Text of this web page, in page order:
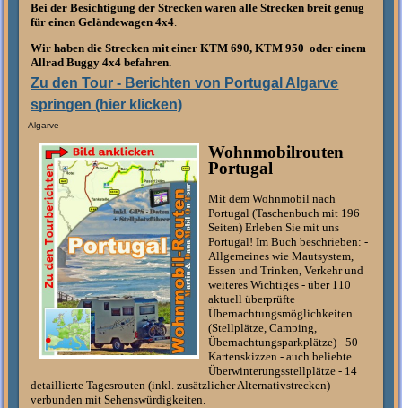
Bei der Besichtigung der Strecken waren alle Strecken breit genug
für einen Geländewagen 4x4.
Wir haben die Strecken mit einer KTM 690, KTM 950 oder einem
Allrad Buggy 4x4 befahren.
Zu den Tour - Berichten von Portugal Algarve
springen (hier klicken)
Algarve
Wohnmobilrouten
Portugal
Mit dem Wohnmobil nach
Portugal (Taschenbuch mit 196
Seiten) Erleben Sie mit uns
Portugal! Im Buch beschrieben: -
Allgemeines wie Mautsystem,
Essen und Trinken, Verkehr und
weiteres Wichtiges - über 110
aktuell überprüfte
Übernachtungsmöglichkeiten
(Stellplätze, Camping,
Übernachtungsparkplätze) - 50
Kartenskizzen - auch beliebte
Überwinterungsstellplätze - 14
detaillierte Tagesrouten (inkl. zusätzlicher Alternativstrecken)
verbunden mit Sehenswürdigkeiten.